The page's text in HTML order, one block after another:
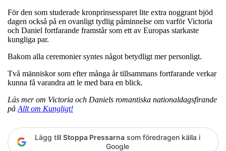
För den som studerade kronprinsessparet lite extra noggrant bjöd
dagen också på en ovanligt tydlig påminnelse om varför Victoria
och Daniel fortfarande framstår som ett av Europas starkaste
kungliga par.
Bakom alla ceremonier syntes något betydligt mer personligt.
Två människor som efter många år tillsammans fortfarande verkar
kunna få varandra att le med bara en blick.
Läs mer om Victoria och Daniels romantiska nationaldagsfirande
på Allt om Kungligt!
Lägg till Stoppa Pressarna som föredragen källa i
Google